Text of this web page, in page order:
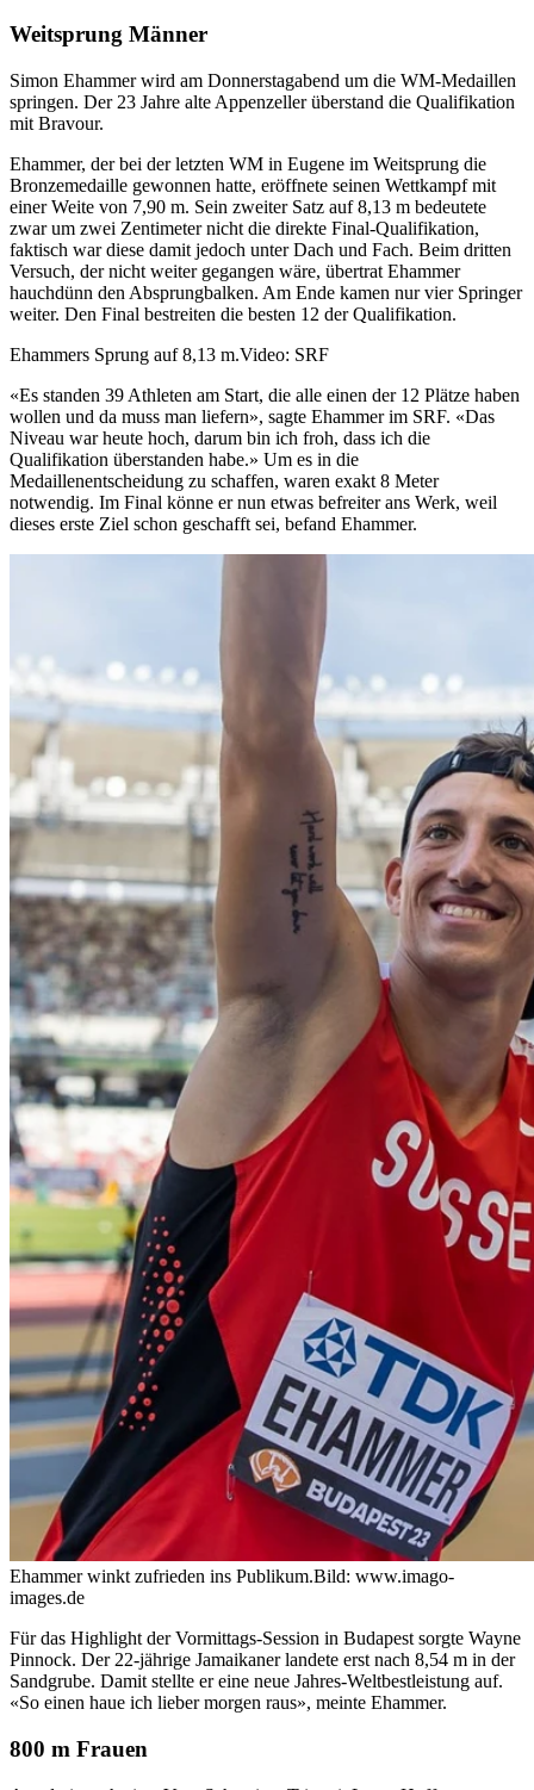
Weitsprung Männer
Simon Ehammer wird am Donnerstagabend um die WM-Medaillen
springen. Der 23 Jahre alte Appenzeller überstand die Qualifikation
mit Bravour.
Ehammer, der bei der letzten WM in Eugene im Weitsprung die
Bronzemedaille gewonnen hatte, eröffnete seinen Wettkampf mit
einer Weite von 7,90 m. Sein zweiter Satz auf 8,13 m bedeutete
zwar um zwei Zentimeter nicht die direkte Final-Qualifikation,
faktisch war diese damit jedoch unter Dach und Fach. Beim dritten
Versuch, der nicht weiter gegangen wäre, übertrat Ehammer
hauchdünn den Absprungbalken. Am Ende kamen nur vier Springer
weiter. Den Final bestreiten die besten 12 der Qualifikation.
Ehammers Sprung auf 8,13 m.Video: SRF
«Es standen 39 Athleten am Start, die alle einen der 12 Plätze haben
wollen und da muss man liefern», sagte Ehammer im SRF. «Das
Niveau war heute hoch, darum bin ich froh, dass ich die
Qualifikation überstanden habe.» Um es in die
Medaillenentscheidung zu schaffen, waren exakt 8 Meter
notwendig. Im Final könne er nun etwas befreiter ans Werk, weil
dieses erste Ziel schon geschafft sei, befand Ehammer.
Ehammer winkt zufrieden ins Publikum.Bild: www.imago-
images.de
Für das Highlight der Vormittags-Session in Budapest sorgte Wayne
Pinnock. Der 22-jährige Jamaikaner landete erst nach 8,54 m in der
Sandgrube. Damit stellte er eine neue Jahres-Weltbestleistung auf.
«So einen haue ich lieber morgen raus», meinte Ehammer.
800 m Frauen